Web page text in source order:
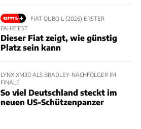
FIAT QUBO L (2026) ERSTER
FAHRTEST
Dieser Fiat zeigt, wie günstig
Platz sein kann
LYNX XM30 ALS BRADLEY-NACHFOLGER IM
FINALE
So viel Deutschland steckt im
neuen US-Schützenpanzer